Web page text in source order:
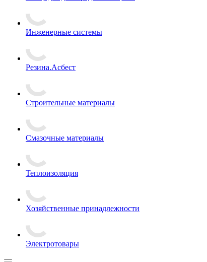
Инженерные системы
Резина.Асбест
Строительные материалы
Смазочные материалы
Теплоизоляция
Хозяйственные принадлежности
Электротовары